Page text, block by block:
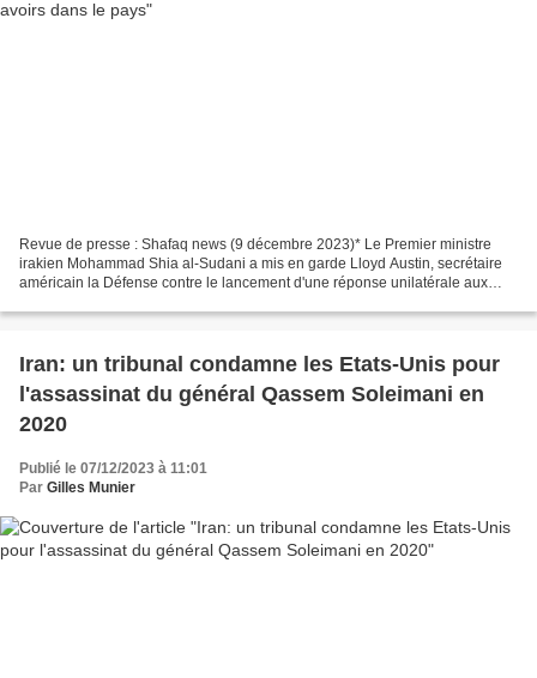
Revue de presse : Shafaq news (9 décembre 2023)* Le Premier ministre
irakien Mohammad Shia al-Sudani a mis en garde Lloyd Austin, secrétaire
américain la Défense contre le lancement d'une réponse unilatérale aux
Iran: un tribunal condamne les Etats-Unis pour
l'assassinat du général Qassem Soleimani en
2020
Publié le 07/12/2023 à 11:01
Par Gilles Munier